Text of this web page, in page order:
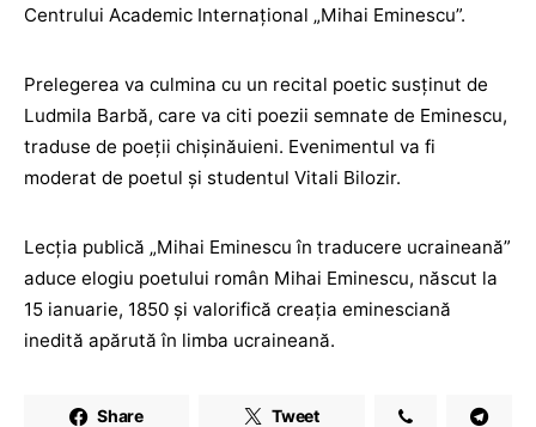
Centrului Academic Internațional „Mihai Eminescu”.
Prelegerea va culmina cu un recital poetic susținut de
Ludmila Barbă, care va citi poezii semnate de Eminescu,
traduse de poeții chișinăuieni. Evenimentul va fi
moderat de poetul și studentul Vitali Bilozir.
Lecția publică „Mihai Eminescu în traducere ucraineană”
aduce elogiu poetului român Mihai Eminescu, născut la
15 ianuarie, 1850 și valorifică creația eminesciană
inedită apărută în limba ucraineană.
Share Tweet